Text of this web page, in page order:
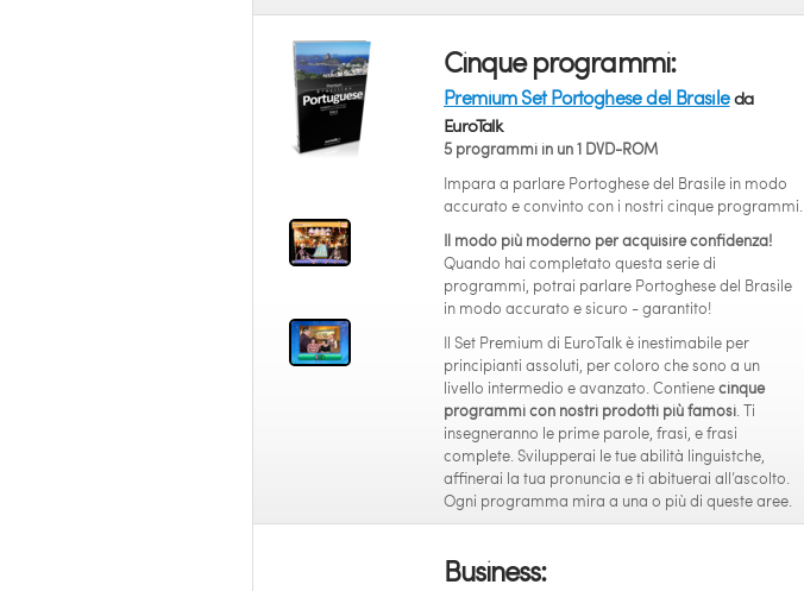
Cinque programmi:
Premium Set Portoghese del Brasileda
EuroTalk
5 programmi in un 1 DVD-ROM
Impara a parlare Portoghese del Brasile in modo
accurato e convinto con i nostri cinque programmi.
Il modo più moderno per acquisire confidenza!
Quando hai completato questa serie di
programmi, potrai parlare Portoghese del Brasile
in modo accurato e sicuro - garantito!
Il Set Premium di EuroTalk è inestimabile per
principianti assoluti, per coloro che sono a un
livello intermedio e avanzato. Contienecinque
programmi con nostri prodotti più famosi. Ti
insegneranno le prime parole, frasi, e frasi
complete. Svilupperai le tue abilità linguistche,
affinerai la tua pronuncia e ti abituerai all’ascolto.
Ogni programma mira a una o più di queste aree.
Business: